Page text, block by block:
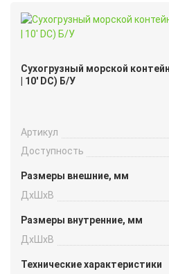
Сухогрузный морской
| 10′ DC) Б/У
Артикул
Доступность
Размеры внешние, мм
ДxШxВ
Размеры внутренние, мм
ДxШxВ
Технические характеристики